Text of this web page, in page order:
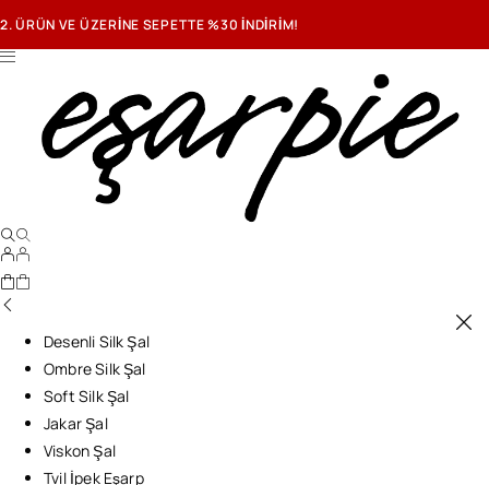
2. ÜRÜN VE ÜZERİNE SEPETTE %30 İNDİRİM!
Desenli Silk Şal
Ombre Silk Şal
Soft Silk Şal
Jakar Şal
Viskon Şal
Tvil İpek Eşarp